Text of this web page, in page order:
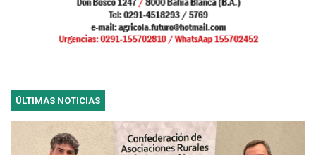
ÚLTIMAS NOTICIAS